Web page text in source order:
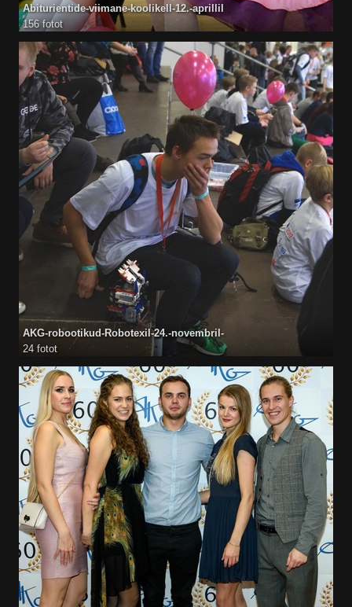
Abiturientide-viimane-koolikell-12.-aprillil
156 fotot
AKG-robootikud-Robotexil-24.-novembril-
24 fotot